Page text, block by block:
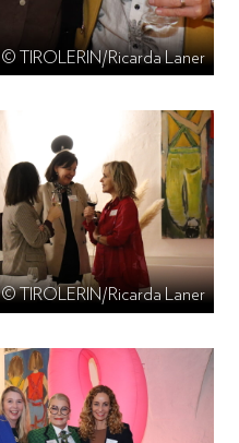
© TIROLERIN/Ricarda Laner
© TIROLERIN/Ricarda Laner